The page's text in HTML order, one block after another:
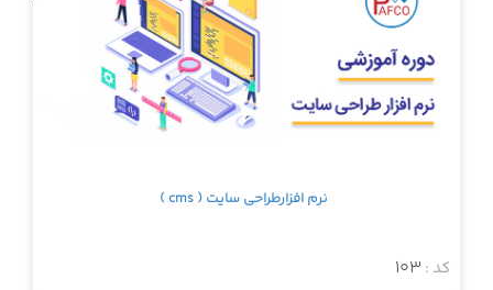
نرم افزارطراحی سایت ( cms )
کد : 103